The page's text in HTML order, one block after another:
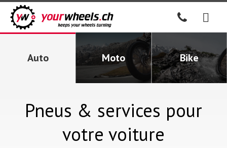
Auto Moto Bike
Pneus & services pour
votre voiture